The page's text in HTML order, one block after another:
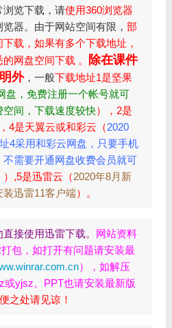
浏览下载，请使用360浏览器
览器。由于网站空间有限， 部
载，如果有多个下载地址，
网盘空间下载 。
除在课件
外，一般下载地址1是坚果
盘，免费注册一个帐号就可
空间，下载速度较快），2是
4是天翼云或和彩云（2020
4采用和彩云网盘，只要手机
需要开通网盘收费会员就可
）,5是迅雷云（2020年8月新
迅雷11客户端）。
接使用迅雷下载。 网站资料
包，如打开有问题请安装最
），如解压
或yjsz。PPT也请安装最新版
之处请见谅！